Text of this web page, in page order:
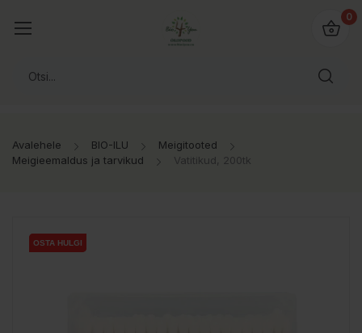
0
Avalehele BIO-ILU
Meigitooted
Meigieemaldus ja tarvikud
Vatitikud, 200tk
OSTA HULGI
OSTA HULGI